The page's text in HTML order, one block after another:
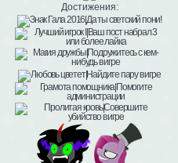
Достижения: